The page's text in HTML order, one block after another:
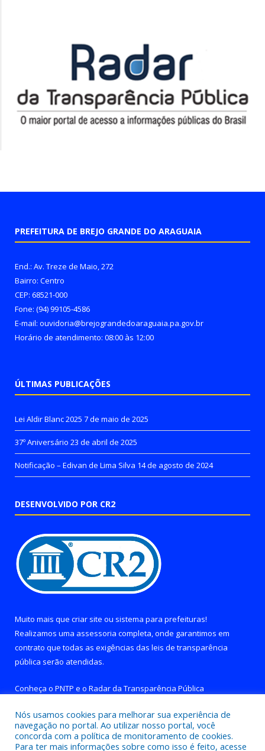
PREFEITURA DE BREJO GRANDE DO ARAGUAIA
End.: Av. Treze de Maio, 272
Bairro: Centro
CEP: 68521-000
Fone: (94) 99105-4586
E-mail: ouvidoria@brejograndedoaraguaia.pa.gov.br
Horário de atendimento: 08:00 às 12:00
ÚLTIMAS PUBLICAÇÕES
Lei Aldir Blanc 2025 7 de maio de 2025
37º Aniversário 23 de abril de 2025
Notificação – Edivan de Lima Silva 14 de agosto de 2024
DESENVOLVIDO POR CR2
Muito mais que criar site ou sistema para prefeituras!
Realizamos uma assessoria completa, onde garantimos em
contrato que todas as exigências das leis de transparência
pública serão atendidas.
Conheça o PNTP e o Radar da Transparência Pública
Nós usamos cookies para melhorar sua experiência de
navegação no portal. Ao utilizar nosso portal, você
concorda com a política de monitoramento de cookies.
Para ter mais informações sobre como isso é feito, acesse